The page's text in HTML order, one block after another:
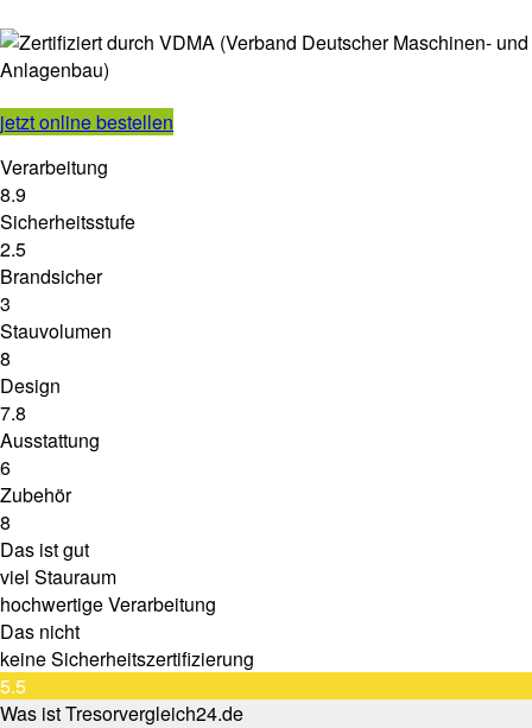
jetzt online bestellen
Verarbeitung
8.9
Sicherheitsstufe
2.5
Brandsicher
3
Stauvolumen
8
Design
7.8
Ausstattung
6
Zubehör
8
Das ist gut
viel Stauraum
hochwertige Verarbeitung
Das nicht
keine Sicherheitszertifizierung
5.5
Was ist Tresorvergleich24.de